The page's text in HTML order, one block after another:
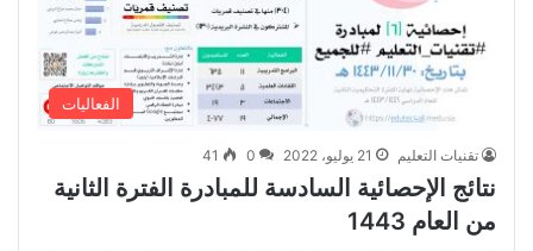
الفعاليات
تقنيات التعليم 21 يوليو، 2022 0
41
نتائج الإحصائية السادسة للمبادرة الفترة الثانية
من العام 1443